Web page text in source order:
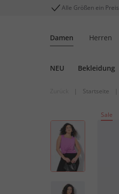
Alle Größen ein Preis
Damen Herren
NEU Bekleidung
| Startseite |
Sale